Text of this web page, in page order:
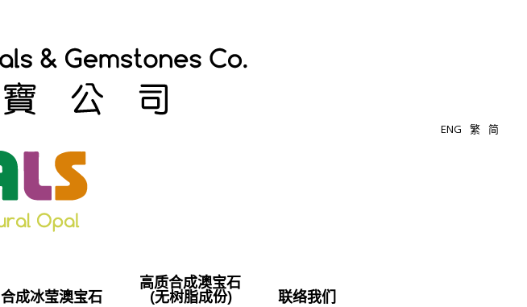
ENG 繁 简
合成冰莹澳宝石
高质合成澳宝石
(无树脂成份) 联络我们